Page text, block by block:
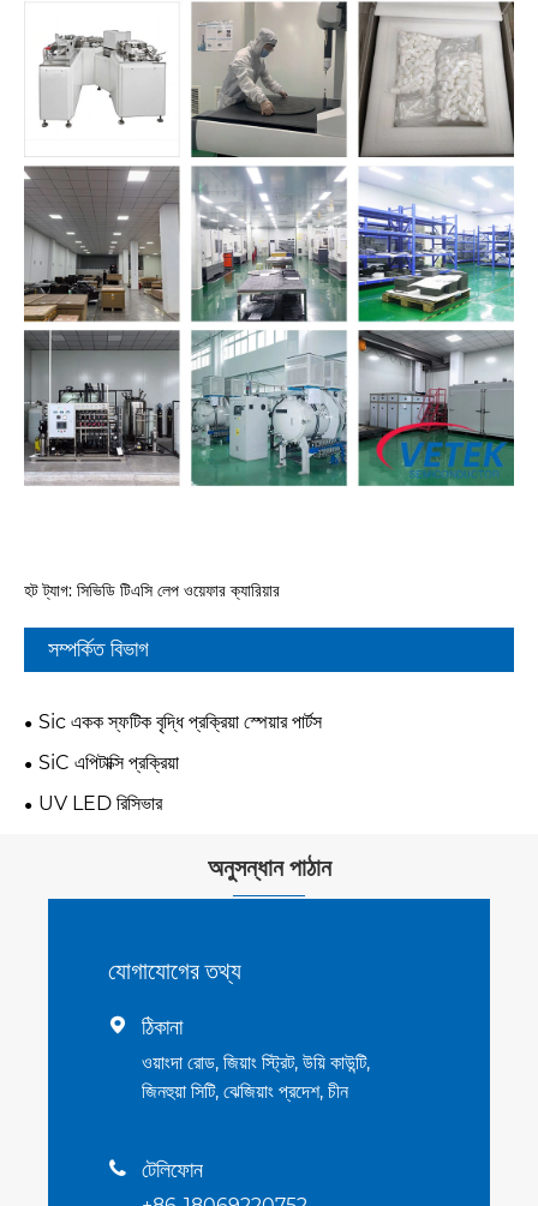
হট ট্যাগ: সিভিডি টিএসি লেপ ওয়েফার ক্যারিয়ার
সম্পর্কিত বিভাগ
Sic একক স্ফটিক বৃদ্ধি প্রক্রিয়া স্পেয়ার পার্টস
SiC এপিটাক্সি প্রক্রিয়া
UV LED রিসিভার
অনুসন্ধান পাঠান
যোগাযোগের তথ্য
 ঠিকানা
ওয়াংদা রোড, জিয়াং স্ট্রিট, উয়ি কাউন্টি,
জিনহুয়া সিটি, ঝেজিয়াং প্রদেশ, চীন
 টেলিফোন